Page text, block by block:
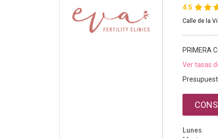
4.5
Calle de la
PRIMERA
Ver tasas
Lunes